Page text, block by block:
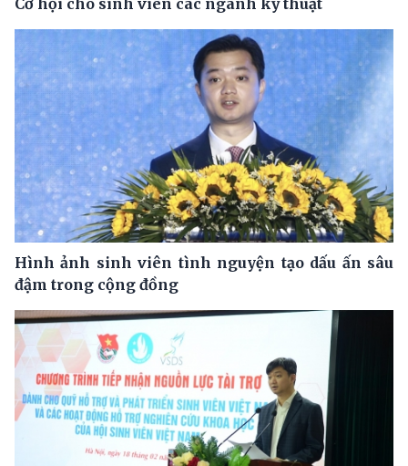
Cơ hội cho sinh viên các ngành kỹ thuật
Hình ảnh sinh viên tình nguyện tạo dấu ấn sâu
đậm trong cộng đồng